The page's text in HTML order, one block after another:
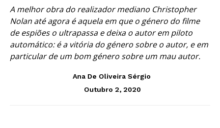
A melhor obra do realizador mediano Christopher
Nolan até agora é aquela em que o género do filme
de espiões o ultrapassa e deixa o autor em piloto
automático: é a vitória do género sobre o autor, e em
particular de um bom género sobre um mau autor.
Ana De Oliveira Sérgio
Outubro 2, 2020